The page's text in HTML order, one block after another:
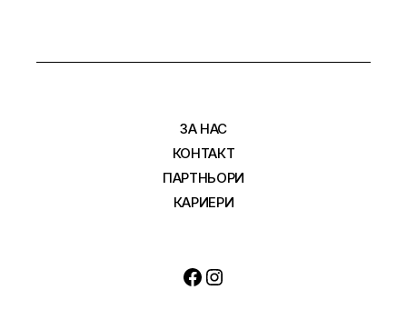
ЗА НАС
КОНТАКТ
ПАРТНЬОРИ
КАРИЕРИ
Facebook
Instagram